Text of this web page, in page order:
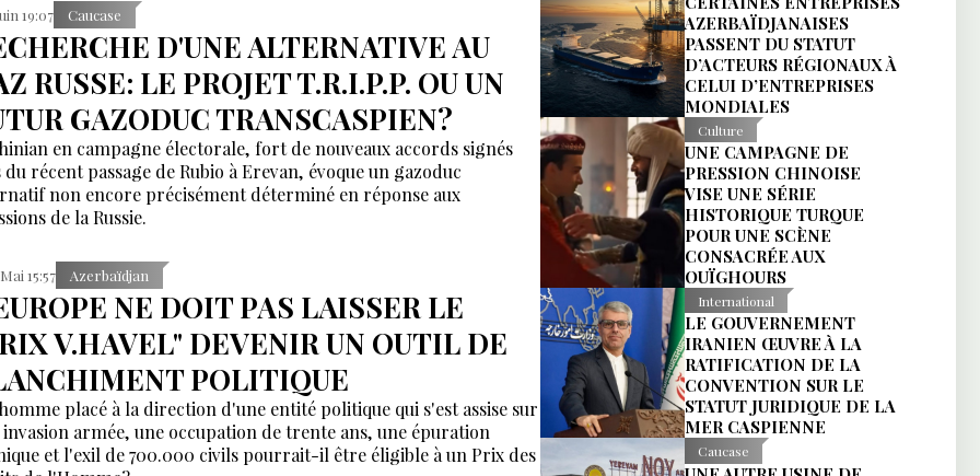
19:07 Caucase
D'UNE ALTERNATIVE AU
RUSSE: LE PROJET T.R.I.P.P. OU UN
GAZODUC TRANSCASPIEN?
en campagne électorale, fort de nouveaux accords signés
récent passage de Rubio à Erevan, évoque un gazoduc
non encore précisément déterminé en réponse aux
de la Russie.
15:57 Azerbaïdjan
NE DOIT PAS LAISSER LE
V.HAVEL" DEVENIR UN OUTIL DE
POLITIQUE
placé à la direction d'une entité politique qui s'est assise sur
invasion armée, une occupation de trente ans, une épuration
et l'exil de 700.000 civils pourrait-il être éligible à un Prix des
AZERBAÏDJANAISES
PASSENT DU STATUT
D’ACTEURS RÉGIONAUX À
CELUI D’ENTREPRISES
MONDIALES
Culture
UNE CAMPAGNE DE
PRESSION CHINOISE
VISE UNE SÉRIE
HISTORIQUE TURQUE
POUR UNE SCÈNE
CONSACRÉE AUX
OUÏGHOURS
International
LE GOUVERNEMENT
IRANIEN ŒUVRE À LA
RATIFICATION DE LA
CONVENTION SUR LE
STATUT JURIDIQUE DE LA
MER CASPIENNE
Caucase